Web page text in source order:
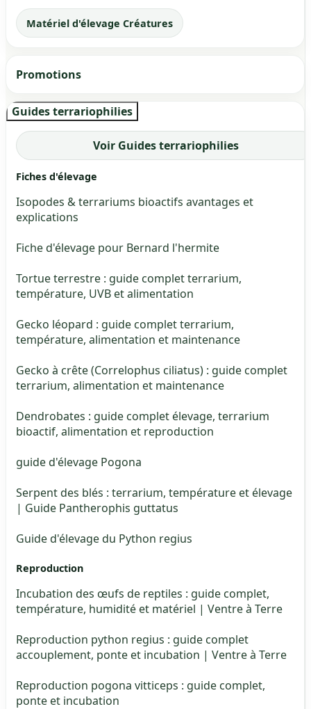
Matériel d'élevage Créatures
Promotions
Guides terrariophilies
Voir Guides terrariophilies
Fiches d'élevage
Isopodes & terrariums bioactifs avantages et
explications
Fiche d'élevage pour Bernard l'hermite
Tortue terrestre : guide complet terrarium,
température, UVB et alimentation
Gecko léopard : guide complet terrarium,
température, alimentation et maintenance
Gecko à crête (Correlophus ciliatus) : guide complet
terrarium, alimentation et maintenance
Dendrobates : guide complet élevage, terrarium
bioactif, alimentation et reproduction
guide d'élevage Pogona
Serpent des blés : terrarium, température et élevage
| Guide Pantherophis guttatus
Guide d'élevage du Python regius
Reproduction
Incubation des œufs de reptiles : guide complet,
température, humidité et matériel | Ventre à Terre
Reproduction python regius : guide complet
accouplement, ponte et incubation | Ventre à Terre
Reproduction pogona vitticeps : guide complet,
ponte et incubation